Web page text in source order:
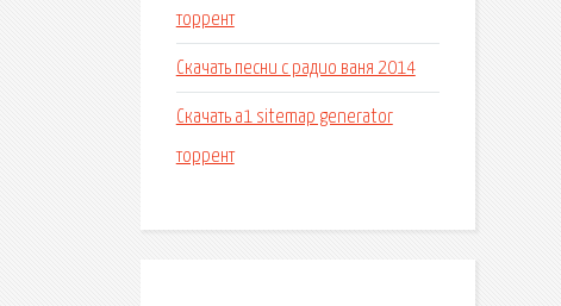
торрент
Скачать песни с радио ваня 2014
Скачать a1 sitemap generator
торрент